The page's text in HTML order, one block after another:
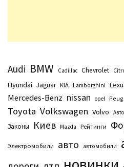
Audi BMW Cadillac Chevrolet
Hyundai Jaguar KIA Lamborghini
Mercedes-Benz nissan opel
Toyota Volkswagen Volvo
Законы Киев Маzda Рейтинги
Электромобили авто автомобили